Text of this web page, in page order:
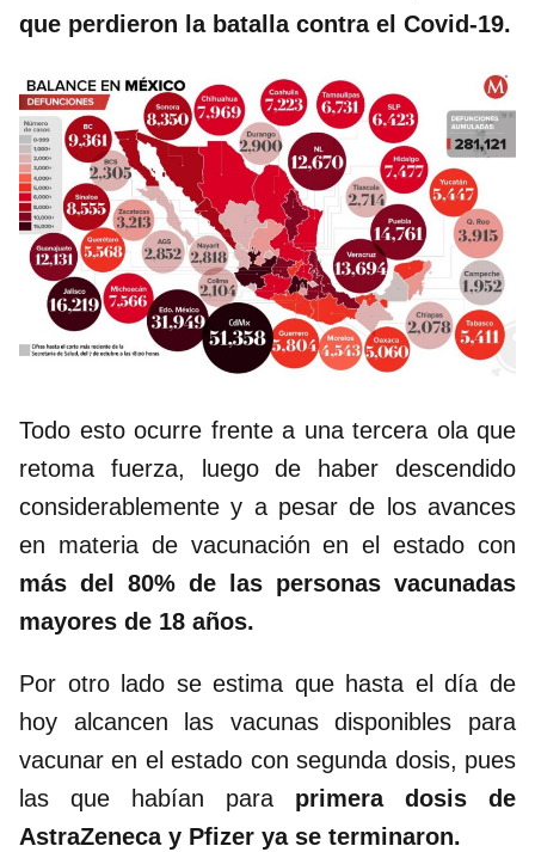
que perdieron la batalla contra el Covid-19.
Todo esto ocurre frente a una tercera ola que
retoma fuerza, luego de haber descendido
considerablemente y a pesar de los avances
en materia de vacunación en el estado con
más del 80% de las personas vacunadas
mayores de 18 años.
Por otro lado se estima que hasta el día de
hoy alcancen las vacunas disponibles para
vacunar en el estado con segunda dosis, pues
las que habían para primera dosis de
AstraZeneca y Pfizer ya se terminaron.